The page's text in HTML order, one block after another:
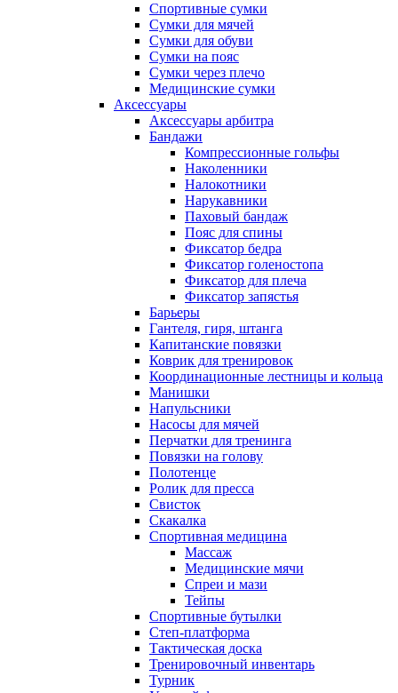
Спортивные сумки
Сумки для мячей
Сумки для обуви
Сумки на пояс
Сумки через плечо
Медицинские сумки
Аксессуары
Аксессуары арбитра
Бандажи
Компрессионные гольфы
Наколенники
Налокотники
Нарукавники
Паховый бандаж
Пояс для спины
Фиксатор бедра
Фиксатор голеностопа
Фиксатор для плеча
Фиксатор запястья
Барьеры
Гантеля, гиря, штанга
Капитанские повязки
Коврик для тренировок
Координационные лестницы и кольца
Манишки
Напульсники
Насосы для мячей
Перчатки для тренинга
Повязки на голову
Полотенце
Ролик для пресса
Свисток
Скакалка
Спортивная медицина
Массаж
Медицинские мячи
Спреи и мази
Тейпы
Спортивные бутылки
Степ-платформа
Тактическая доска
Тренировочный инвентарь
Турник